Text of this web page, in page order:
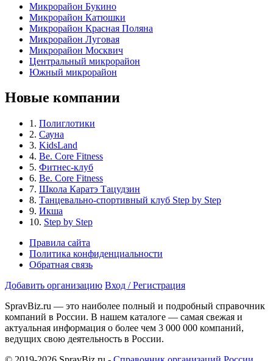
Микрорайон Букино
Микрорайон Катюшки
Микрорайон Красная Поляна
Микрорайон Луговая
Микрорайон Москвич
Центральный микрорайон
Южный микрорайон
Новые компании
1. Полиглотики
2. Сауна
3. KidsLand
4. Be. Core Fitness
5. Фитнес-клуб
6. Be. Core Fitness
7. Школа Каратэ Тацудзин
8. Танцевально-спортивный клуб Step by Step
9. Икша
10. Step by Step
Правила сайта
Политика конфиденциальности
Обратная связь
Добавить организацию Вход / Регистрация
SpravBiz.ru — это наиболее полный и подробный справочник
компаний в России. В нашем каталоге — самая свежая и
актуальная информация о более чем 3 000 000 компаний,
ведущих свою деятельность в России.